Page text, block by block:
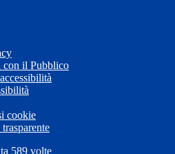
il Pubblico
cookie
589 volte